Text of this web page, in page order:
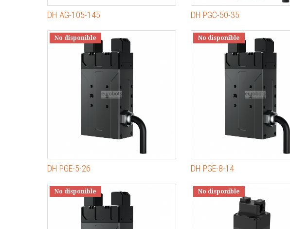
DH AG-105-145 DH PGC-50-35
No disponible
DH PGE-5-26
No disponible
DH PGE-8-14
No disponible No disponible